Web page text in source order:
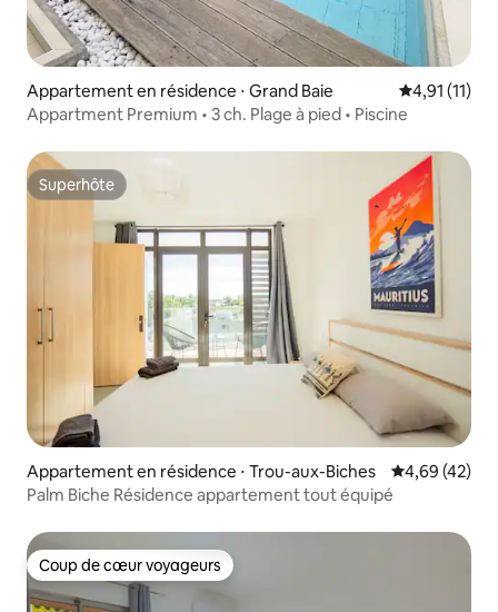
Appartement en résidence ⋅ Grand Baie Évaluation
4,91 (11)
Appartment Premium • 3 ch. Plage à pied • Piscine
Superhôte
Superhôte
Appartement en résidence ⋅ Trou-aux-Biches Évaluation
4,69 (42)
Palm Biche Résidence appartement tout équipé
Coup de cœur voyageurs
Coup de cœur voyageurs